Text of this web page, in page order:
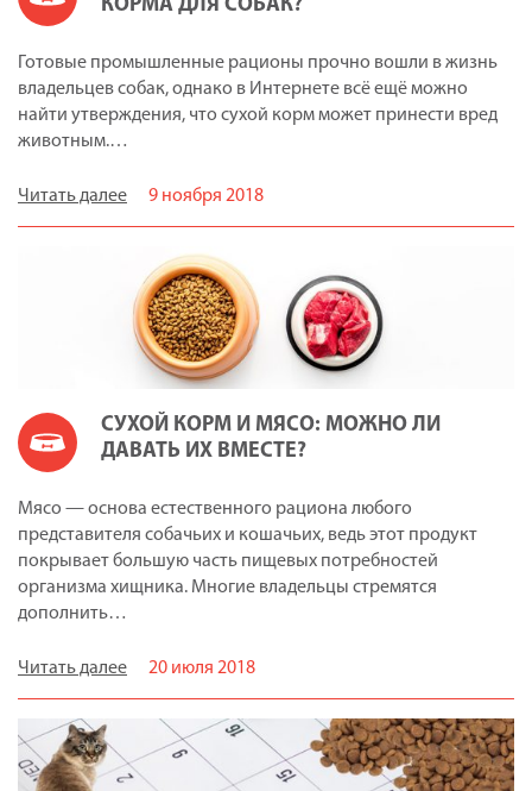
КОРМА ДЛЯ СОБАК?
Готовые промышленные рационы прочно вошли в жизнь
владельцев собак, однако в Интернете всё ещё можно
найти утверждения, что сухой корм может принести вред
животным.…
Читать далее 9 ноября 2018
СУХОЙ КОРМ И МЯСО: МОЖНО ЛИ
ДАВАТЬ ИХ ВМЕСТЕ?
Мясо — основа естественного рациона любого
представителя собачьих и кошачьих, ведь этот продукт
покрывает большую часть пищевых потребностей
организма хищника. Многие владельцы стремятся
дополнить…
Читать далее 20 июля 2018